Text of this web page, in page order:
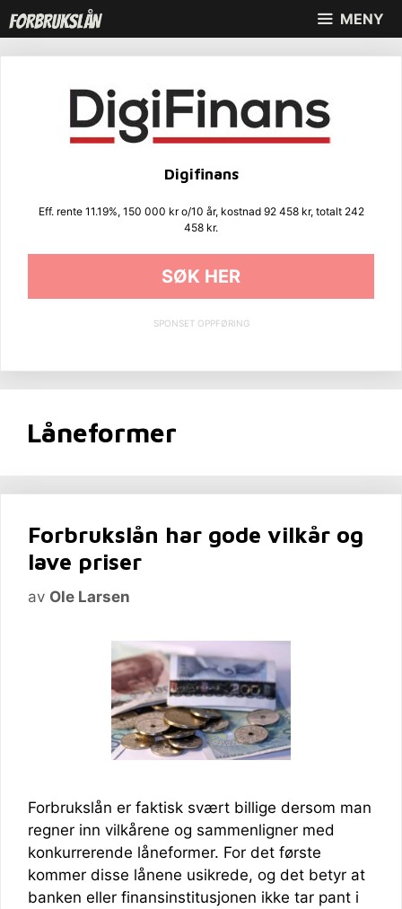
Hopp
til
innhold
MENY
Digifinans
Eff. rente 11.19%, 150 000 kr o/10 år, kostnad 92 458 kr, totalt 242
458 kr.
SØK HER
SPONSET OPPFØRING
Låneformer
Forbrukslån har gode vilkår og
lave priser
av Ole Larsen
Forbrukslån er faktisk svært billige dersom man
regner inn vilkårene og sammenligner med
konkurrerende låneformer. For det første
kommer disse lånene usikrede, og det betyr at
banken eller finansinstitusjonen ikke tar pant i